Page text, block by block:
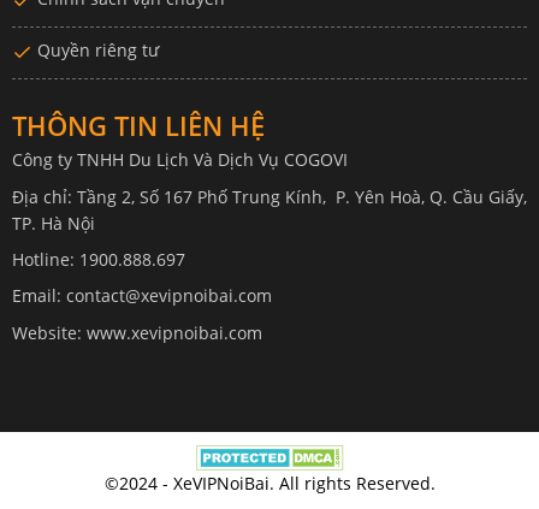
Quyền riêng tư
THÔNG TIN LIÊN HỆ
Công ty TNHH Du Lịch Và Dịch Vụ COGOVI
Địa chỉ: Tầng 2, Số 167 Phố Trung Kính, P. Yên Hoà, Q. Cầu Giấy,
TP. Hà Nội
Hotline: 1900.888.697
Email: contact@xevipnoibai.com
Website: www.xevipnoibai.com
©2024 - XeVIPNoiBai. All rights Reserved.